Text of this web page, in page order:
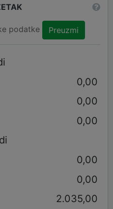
podatke Preuzmi
0,00
0,00
0,00
0,00
0,00
2.035,00